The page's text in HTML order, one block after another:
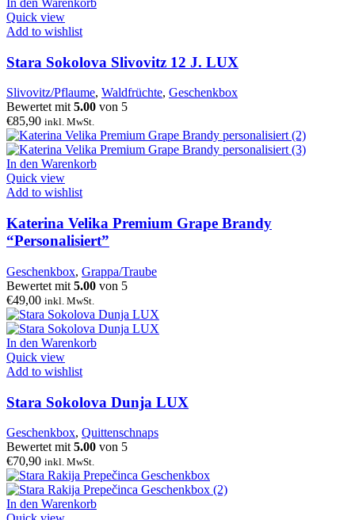
In den Warenkorb
Quick view
Add to wishlist
Stara Sokolova Slivovitz 12 J. LUX
Slivovitz/Pflaume, Waldfrüchte, Geschenkbox
Bewertet mit5.00 von 5
€85,90 inkl. MwSt.
In den Warenkorb
Quick view
Add to wishlist
Katerina Velika Premium Grape Brandy
“Personalisiert”
Geschenkbox, Grappa/Traube
Bewertet mit 5.00 von 5
€49,00 inkl. MwSt.
In den Warenkorb
Quick view
Add to wishlist
Stara Sokolova Dunja LUX
Geschenkbox, Quittenschnaps
Bewertet mit 5.00 von 5
€70,90 inkl. MwSt.
In den Warenkorb